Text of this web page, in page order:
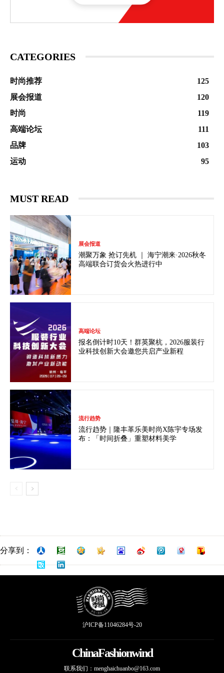
CATEGORIES
时尚推荐
125
展会报道
120
时尚
119
高端论坛
111
品牌
103
运动
95
MUST READ
展会报道
潮聚万象 抢订先机 ｜ 海宁潮来·2026秋冬
高端联合订货会火热进行中
高端论坛
报名倒计时10天！群英聚杭，2026服装行
业科技创新大会邀您共启产业新程
流行趋势
流行趋势｜隆丰革乐美时尚X陈宇专场发
布：「时间折叠」重塑材料美学
分享到：
沪ICP备11046284号-20
ChinaFashionwind
联系我们： menghaichuanbo@163.com